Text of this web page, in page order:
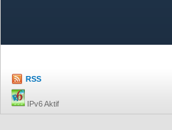
RSS
IPv6 Aktif